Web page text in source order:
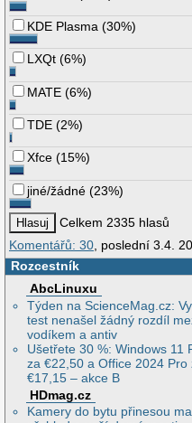
KDE Plasma (30%)
LXQt (6%)
MATE (6%)
TDE (2%)
Xfce (15%)
jiné/žádné (23%)
Celkem 2335 hlasů
Komentářů: 30, poslední 3.4.
Rozcestník
AbcLinuxu
Týden na ScienceMag.cz:
test nenašel žádný rozdíl
vodíkem a antiv
Ušetřete 30 %: Windows 11
za €22,50 a Office 2024 Pro
€17,15 – akce B
HDmag.cz
Kamery do bytu přinesou